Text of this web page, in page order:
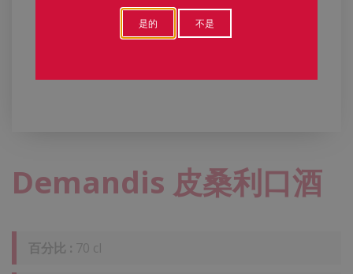
Demandis 皮桑利口酒
百分比 : 70 cl
是的 不是